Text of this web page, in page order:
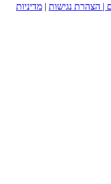
| הצהרת נגישות | מדיניות